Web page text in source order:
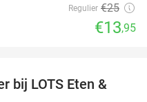
Regulier €25
€13,95
38%
bij LOTS Eten &